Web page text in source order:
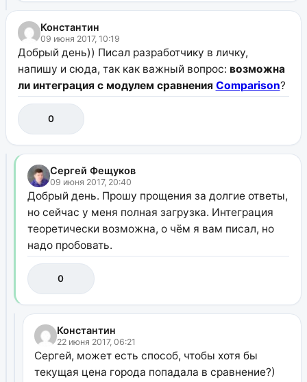
Константин
09 июня 2017, 10:19
Добрый день)) Писал разработчику в личку,
напишу и сюда, так как важный вопрос: возможна
ли интеграция с модулем сравнения Comparison?
0
Сергей Фещуков
09 июня 2017, 20:40
Добрый день. Прошу прощения за долгие ответы,
но сейчас у меня полная загрузка. Интеграция
теоретически возможна, о чём я вам писал, но
надо пробовать.
0
Константин
22 июня 2017, 06:21
Сергей, может есть способ, чтобы хотя бы
текущая цена города попадала в сравнение?)